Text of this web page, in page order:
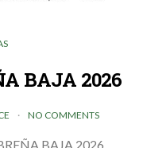
BAJA 2026
NO COMMENTS
BAJA 2026.